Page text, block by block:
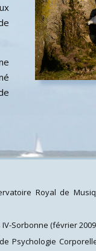
Royal de
Sorbonne (février
Psychologie